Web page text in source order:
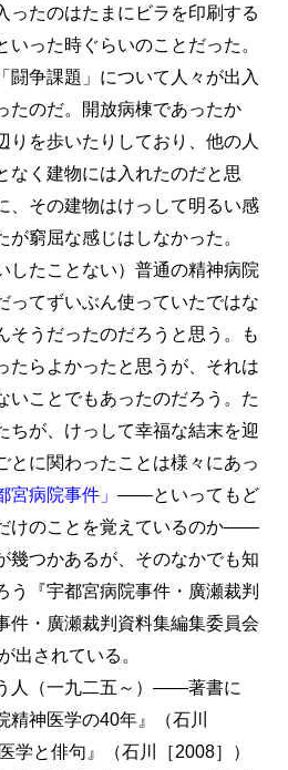
ったのはたまにビラを印刷する
った時ぐらいのことだった。
闘争課題」について人々が出入
たのだ。開放病棟であったか
りを歩いたりしており、他の人
なく建物には入れたのだと思
、その建物はけっして明るい感
が窮屈な感じはしなかった。
たことない）普通の精神病院
ってずいぶん使っていたではな
そうだったのだろうと思う。も
たらよかったと思うが、それは
いことでもあったのだろう。た
ちが、けっして幸福な結末を迎
とに関わったことは様々にあっ
宮病院事件」――といってもど
けのことを覚えているのか――
幾つかあるが、そのなかでも知
う『宇都宮病院事件・廣瀬裁判
件・廣瀬裁判資料集編集委員会
出されている。
人（一九二五～）――著書に
神医学の40年』（石川
学と俳句』（石川［2008］）